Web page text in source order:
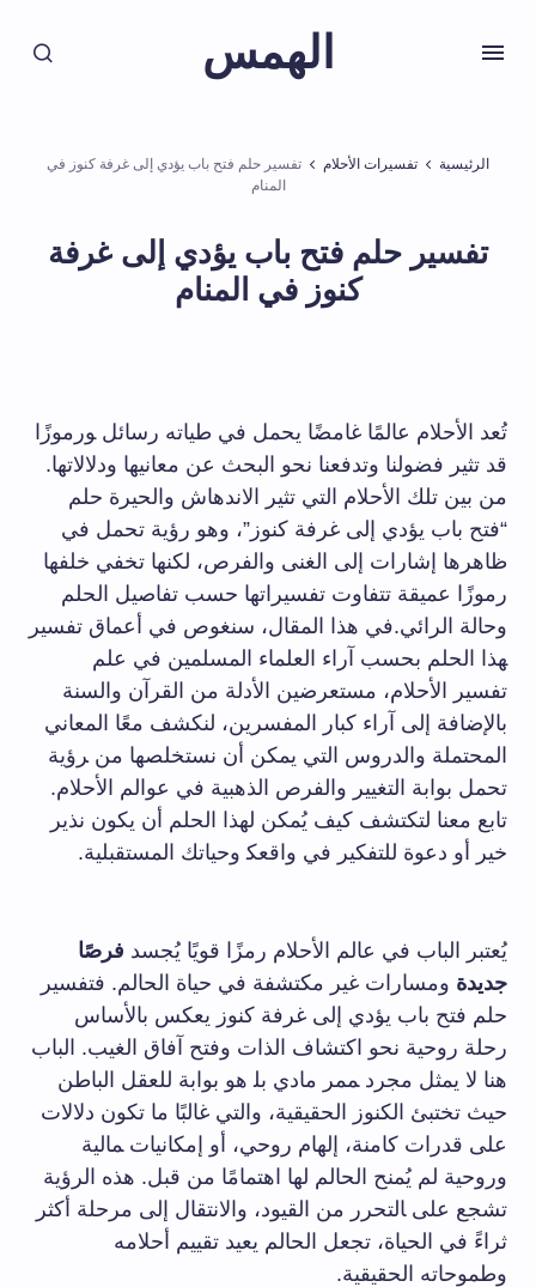
الهمس
الرئيسية تفسيرات الأحلام
تفسير حلم فتح باب يؤدي إلى غرفة كنوز في
المنام
تفسير حلم فتح باب يؤدي إلى غرفة
كنوز في المنام
تُعد الأحلام عالمًا غامضًا‍ يحمل في طياته رسائل ‍ورموزًا
قد ‌تثير فضولنا​ وتدفعنا نحو البحث عن⁢ معانيها ودلالاتها.
من بين تلك الأحلام ⁢التي تثير الاندهاش والحيرة حلم
“فتح باب يؤدي إلى غرفة كنوز”، وهو ⁤رؤية ​تحمل في
ظاهرها إشارات إلى​ الغنى والفرص، لكنها تخفي خلفها
رموزًا عميقة ⁣تتفاوت تفسيراتها حسب تفاصيل⁢ الحلم
وحالة الرائي.في هذا المقال، سنغوص في أعماق ‌تفسير
‍هذا الحلم بحسب آراء العلماء المسلمين ‌في علم
⁣تفسير⁢ الأحلام،‌ مستعرضين الأدلة من القرآن والسنة
بالإضافة إلى آراء كبار المفسرين، ⁢لنكشف معًا⁣ المعاني ​
المحتملة والدروس⁣ التي يمكن​ أن نستخلصها من ‍رؤية
تحمل بوابة ⁣التغيير ⁣والفرص الذهبية في عوالم⁤ الأحلام.
تابع معنا لتكتشف كيف يُمكن لهذا الحلم ‌أن يكون نذير
خير أو دعوة للتفكير في واقعك‍ وحياتك المستقبلية.
يُعتبر ⁢الباب في عالم الأحلام ⁤رمزًا ‌قويًا يُجسد⁣ فرصًا
جديدة ومسارات غير مكتشفة في حياة الحالم. فتفسير⁣
حلم فتح باب يؤدي إلى غرفة كنوز يعكس ⁢بالأساس
رحلة روحية نحو اكتشاف الذات وفتح آفاق الغيب. الباب
هنا لا يمثل مجرد ‍ممر مادي‌ بل‍ هو بوابة للعقل الباطن
حيث تختبئ الكنوز الحقيقية، والتي غالبًا ما تكون⁣ دلالات⁣
على قدرات كامنة، إلهام⁣ روحي، أو​ إمكانيات ‍مالية
وروحية لم يُمنح الحالم لها​ اهتمامًا من قبل. هذه‌ الرؤية
تشجع على ‍التحرر من القيود، والانتقال إلى مرحلة ​أكثر
⁢ثراءً في الحياة، تجعل الحالم يعيد تقييم أحلامه
وطموحاته الحقيقية.